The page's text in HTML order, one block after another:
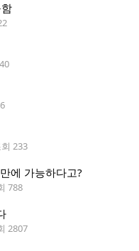
233
에 가능하다고?
788
2807